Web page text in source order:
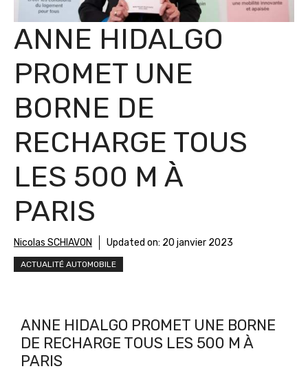
ANNE HIDALGO
PROMET UNE
BORNE DE
RECHARGE TOUS
LES 500 M À
PARIS
Nicolas SCHIAVON Updated on: 20 janvier 2023
ACTUALITÉ AUTOMOBILE
ANNE HIDALGO PROMET UNE BORNE
DE RECHARGE TOUS LES 500 M À
PARIS